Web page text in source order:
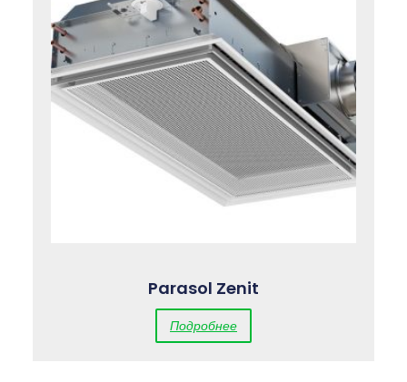
Parasol Zenit
Подробнее